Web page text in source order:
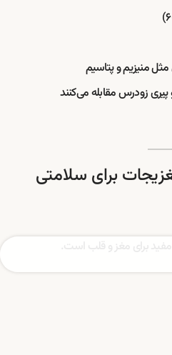
پیری زودرس مقابله می‌کنند
برای سلامتی